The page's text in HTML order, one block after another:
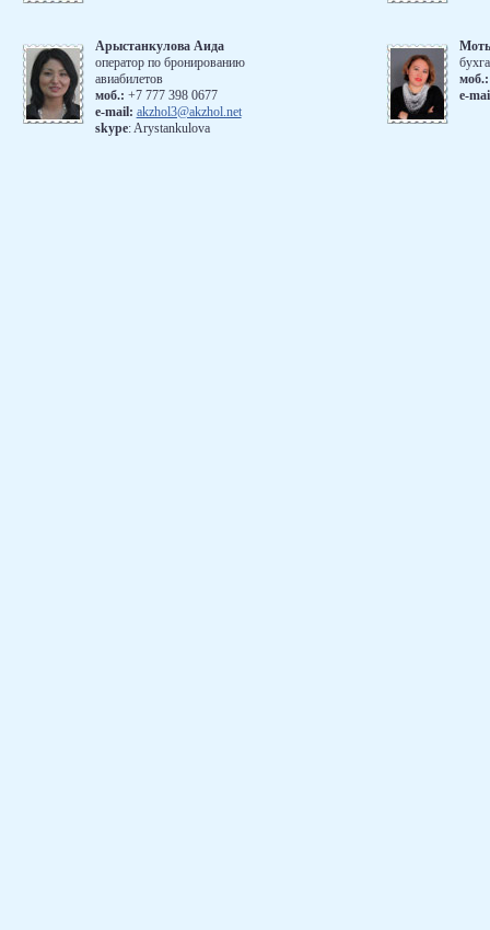
Арыстанкулова Аида
оператор по бронированию
авиабилетов
моб.: +7 777 398 0677
e-mail: akzhol3@akzhol.net
skype: Arystankulova
моб.:
e-